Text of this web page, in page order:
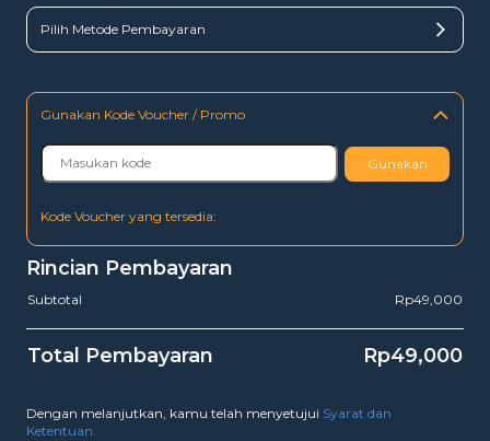
Pilih Metode Pembayaran
Gunakan Kode Voucher / Promo
Gunakan
Kode Voucher yang tersedia:
Rincian Pembayaran
Subtotal Rp49,000
Total Pembayaran Rp49,000
Dengan melanjutkan, kamu telah menyetujui Syarat dan
Ketentuan.